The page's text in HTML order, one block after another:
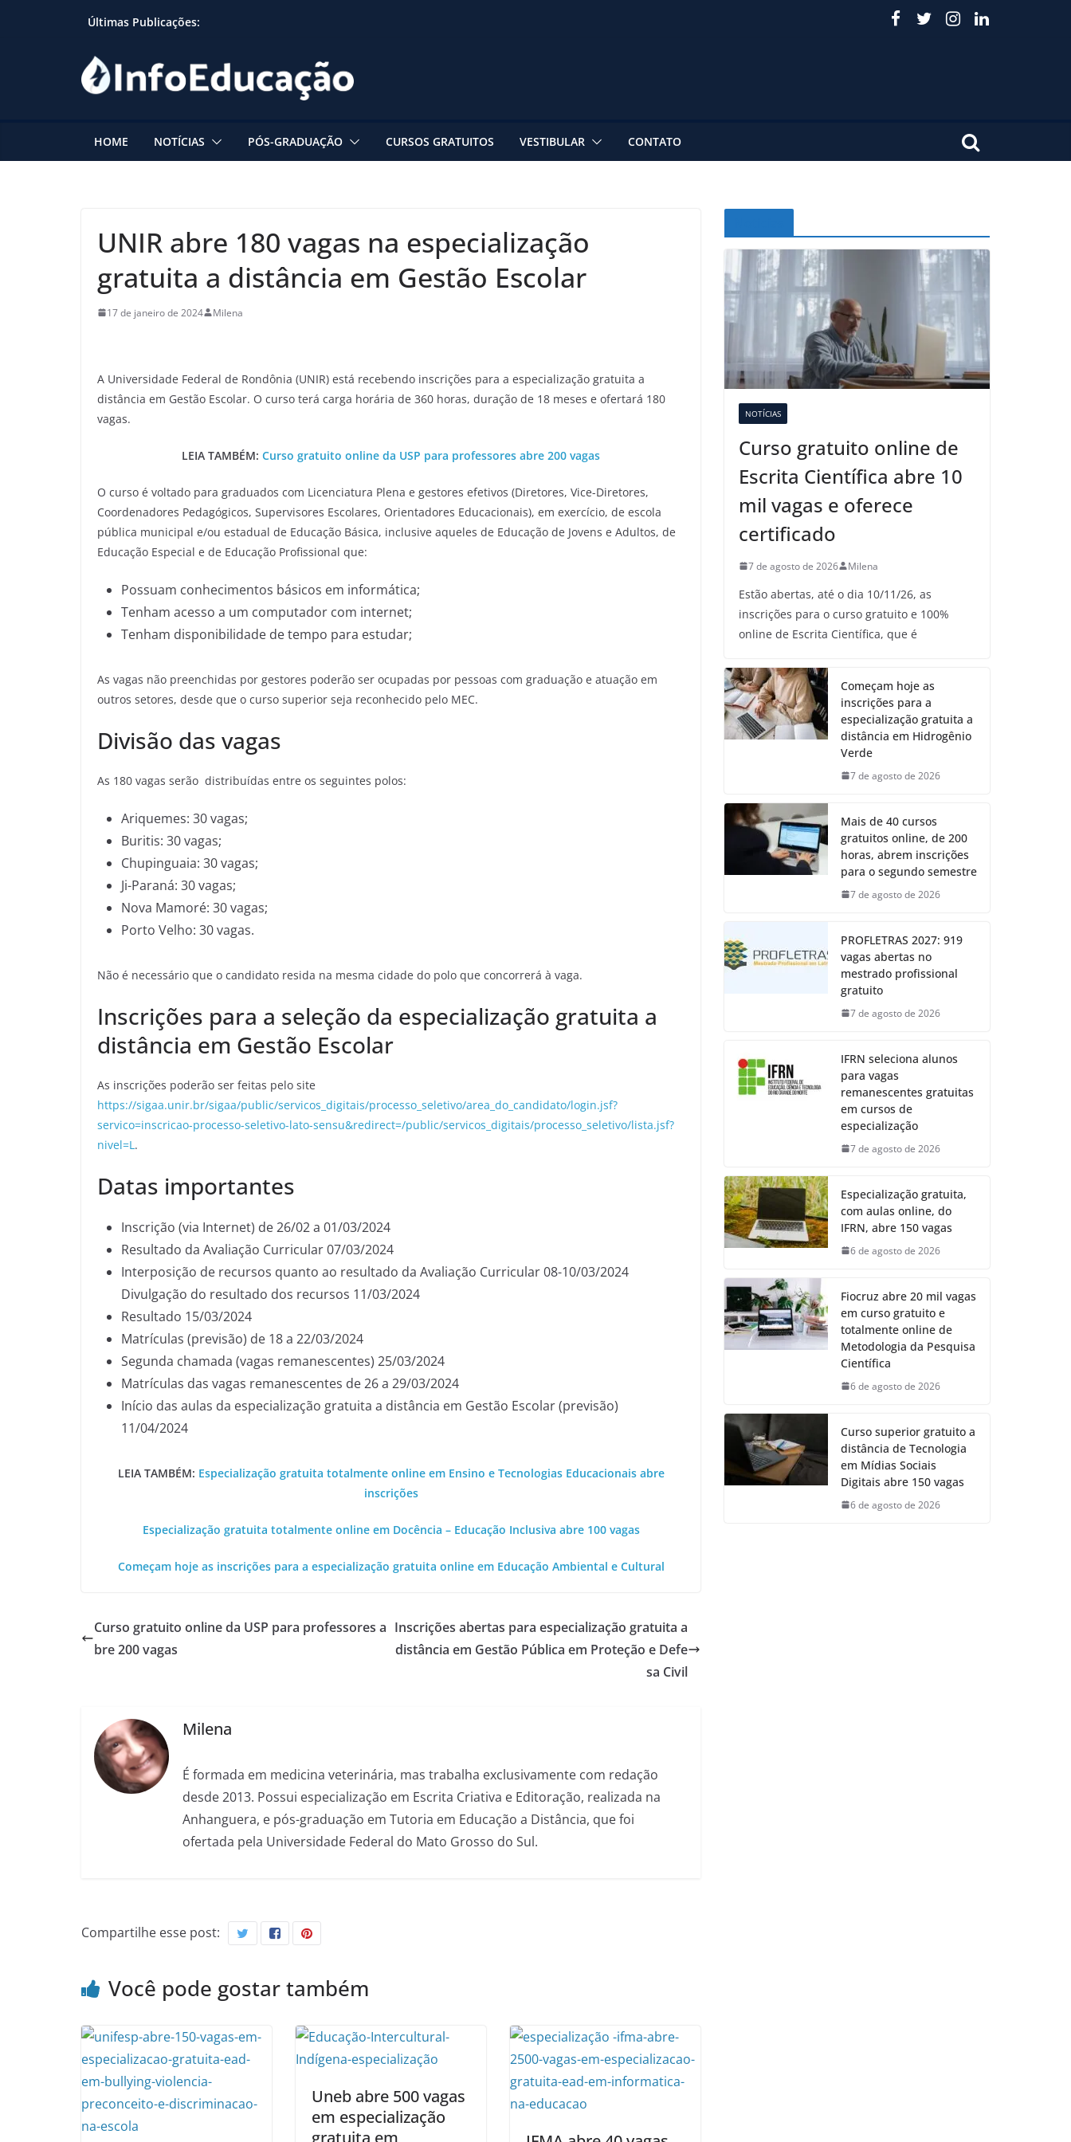
Últimas Publicações:
HOME NOTÍCIAS PÓS-GRADUAÇÃO CURSOS GRATUITOS VESTIBULAR CONTATO
UNIR abre 180 vagas na especialização
gratuita a distância em Gestão Escolar
17 de janeiro de 2024 Milena
A Universidade Federal de Rondônia (UNIR) está recebendo inscrições para a especialização gratuita a
distância em Gestão Escolar. O curso terá carga horária de 360 horas, duração de 18 meses e ofertará 180
vagas.
LEIA TAMBÉM: Curso gratuito online da USP para professores abre 200 vagas
O curso é voltado para graduados com Licenciatura Plena e gestores efetivos (Diretores, Vice-Diretores,
Coordenadores Pedagógicos, Supervisores Escolares, Orientadores Educacionais), em exercício, de escola
pública municipal e/ou estadual de Educação Básica, inclusive aqueles de Educação de Jovens e Adultos, de
Educação Especial e de Educação Profissional que:
Possuam conhecimentos básicos em informática;
Tenham acesso a um computador com internet;
Tenham disponibilidade de tempo para estudar;
As vagas não preenchidas por gestores poderão ser ocupadas por pessoas com graduação e atuação em
outros setores, desde que o curso superior seja reconhecido pelo MEC.
Divisão das vagas
As 180 vagas serão distribuídas entre os seguintes polos:
Ariquemes: 30 vagas;
Buritis: 30 vagas;
Chupinguaia: 30 vagas;
Ji-Paraná: 30 vagas;
Nova Mamoré: 30 vagas;
Porto Velho: 30 vagas.
Não é necessário que o candidato resida na mesma cidade do polo que concorrerá à vaga.
Inscrições para a seleção da especialização gratuita a
distância em Gestão Escolar
As inscrições poderão ser feitas pelo site
https://sigaa.unir.br/sigaa/public/servicos_digitais/processo_seletivo/area_do_candidato/login.jsf?
servico=inscricao-processo-seletivo-lato-sensu&redirect=/public/servicos_digitais/processo_seletivo/lista.jsf?
nivel=L .
Datas importantes
Inscrição (via Internet) de 26/02 a 01/03/2024
Resultado da Avaliação Curricular 07/03/2024
Interposição de recursos quanto ao resultado da Avaliação Curricular 08-10/03/2024
Divulgação do resultado dos recursos 11/03/2024
Resultado 15/03/2024
Matrículas (previsão) de 18 a 22/03/2024
Segunda chamada (vagas remanescentes) 25/03/2024
Matrículas das vagas remanescentes de 26 a 29/03/2024
Início das aulas da especialização gratuita a distância em Gestão Escolar (previsão)
11/04/2024
LEIA TAMBÉM: Especialização gratuita totalmente online em Ensino e Tecnologias Educacionais abre
inscrições
Especialização gratuita totalmente online em Docência – Educação Inclusiva abre 100 vagas
Começam hoje as inscrições para a especialização gratuita online em Educação Ambiental e Cultural
Curso gratuito online da USP para professores a
bre 200 vagas
Inscrições abertas para especialização gratuita a
distância em Gestão Pública em Proteção e Defe
sa Civil
Milena
É formada em medicina veterinária, mas trabalha exclusivamente com redação
desde 2013. Possui especialização em Escrita Criativa e Editoração, realizada na
Anhanguera, e pós-graduação em Tutoria em Educação a Distância, que foi
ofertada pela Universidade Federal do Mato Grosso do Sul.
Compartilhe esse post:
Você pode gostar também
Uneb abre 500 vagas
em especialização
gratuita em
NOTÍCIAS
Curso gratuito online de
Escrita Científica abre 10
mil vagas e oferece
certificado
7 de agosto de 2026 Milena
Estão abertas, até o dia 10/11/26, as
inscrições para o curso gratuito e 100%
online de Escrita Científica, que é
Começam hoje as
inscrições para a
especialização gratuita a
distância em Hidrogênio
Verde
7 de agosto de 2026
Mais de 40 cursos
gratuitos online, de 200
horas, abrem inscrições
para o segundo semestre
7 de agosto de 2026
PROFLETRAS 2027: 919
vagas abertas no
mestrado profissional
gratuito
7 de agosto de 2026
IFRN seleciona alunos
para vagas
remanescentes gratuitas
em cursos de
especialização
7 de agosto de 2026
Especialização gratuita,
com aulas online, do
IFRN, abre 150 vagas
6 de agosto de 2026
Fiocruz abre 20 mil vagas
em curso gratuito e
totalmente online de
Metodologia da Pesquisa
Científica
6 de agosto de 2026
Curso superior gratuito a
distância de Tecnologia
em Mídias Sociais
Digitais abre 150 vagas
6 de agosto de 2026